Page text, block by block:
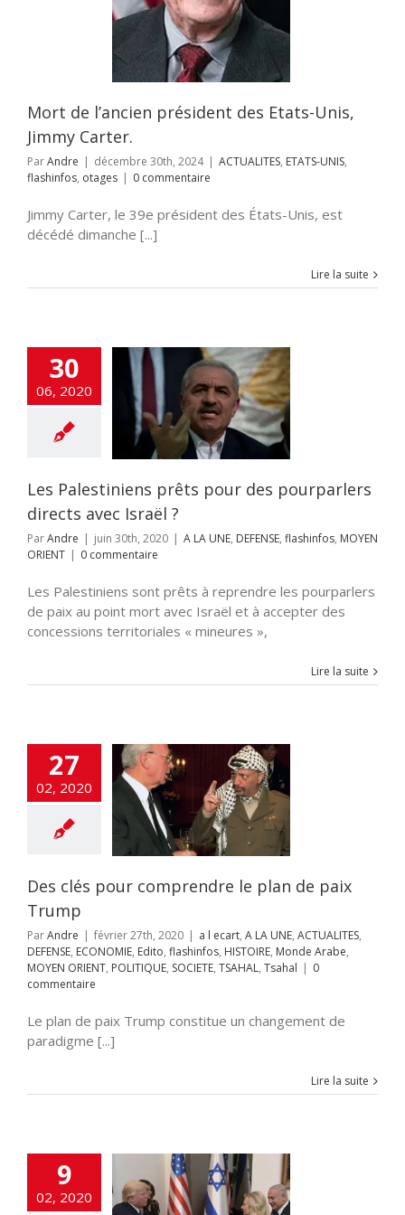
Mort de l’ancien président des Etats-Unis,
Jimmy Carter.
ParAndre | décembre 30th, 2024 | ACTUALITES, ETATS-UNIS,
flashinfos, otages | 0 commentaire
Jimmy Carter, le 39e président des États-Unis, est
décédé dimanche [...]
Lire la suite
30
06, 2020
prêts
pourparlers
avec Israël ?
DEFENSE
Les Palestiniens prêts pour des pourparlers
directs avec Israël ?
ParAndre | juin 30th, 2020 | A LA UNE, DEFENSE, flashinfos, MOYEN
ORIENT | 0 commentaire
Les Palestiniens sont prêts à reprendre les pourparlers
de paix au point mort avec Israël et à accepter des
concessions territoriales « mineures »,
Lire la suite
27
02, 2020
clés pour
le plan de
Trump
A LA UNE
DEFENSE
Edito
POLITIQUE
TSAHAL Tsahal
Des clés pour comprendre le plan de paix
Trump
ParAndre | février 27th, 2020 | a l ecart, A LA UNE, ACTUALITES,
DEFENSE, ECONOMIE, Edito, flashinfos, HISTOIRE, Monde Arabe,
MOYEN ORIENT, POLITIQUE, SOCIETE, TSAHAL, Tsahal | 0
commentaire
Le plan de paix Trump constitue un changement de
paradigme [...]
Lire la suite
9
02, 2020